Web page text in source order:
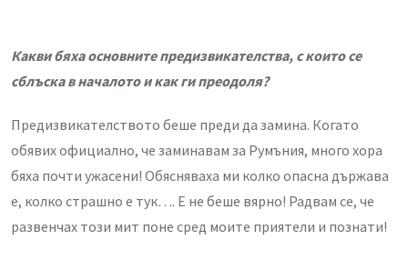
Какви бяха основните предизвикателства, с които се
сблъска в началотои как ги преодоля?
Предизвикателството беше преди да замина. Когато
обявих официално, че заминавам за Румъния, много хора
бяха почти ужасени! Обясняваха ми колко опасна държава
е, колко страшно е тук…. Е не беше вярно! Радвам се, че
развенчах този мит поне сред моите приятели и познати!